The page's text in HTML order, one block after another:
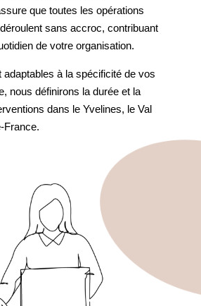
que toutes les opérations
sans accroc, contribuant
de votre organisation.
à la spécificité de vos
nous définirons la durée et la
dans le Yvelines, le Val
France.